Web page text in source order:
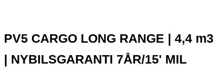
PV5 CARGO LONG RANGE | 4,4 m3
| NYBILSGARANTI 7ÅR/15' MIL